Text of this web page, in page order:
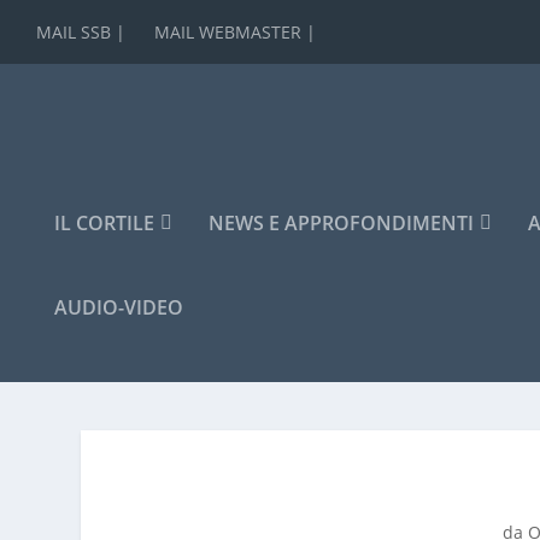
MAIL SSB | MAIL WEBMASTER |
IL CORTILE NEWS E APPROFONDIMENTI
AUDIO-VIDEO
da